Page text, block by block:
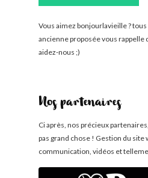
Vous aimez bonjourlavieille ?
ancienne proposée vous rappelle
aidez-nous ;)
Nos partenaires
Ci après, nos précieux
pas grand chose ! Gestion du site
communication, vidéos et